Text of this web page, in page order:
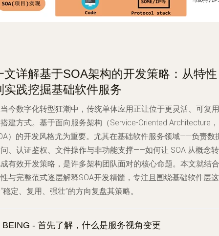
文详解基于SOA架构的开发策略：从特性
实践挖掘基础软件服务
今数字化转型狂潮中，传统单体应用正让位于更灵活、可复用
建方式。基于面向服务架构 （Service-Oriented Architecture，
）的开发风格尤为重要。尤其在基础软件服务领域——负责数
、认证鉴权、文件操作与非功能支撑——如何让 SOA 从概念转
有效开发策略，是许多架构团队面对的核心命题。本文就结合
与完整范式逐层解释SOA开发精髓，专注且围绕基础软件层这
稳定、复用、强壮”的方向复盘其策略。
BEING - 首先了解，什么是服务视角变更